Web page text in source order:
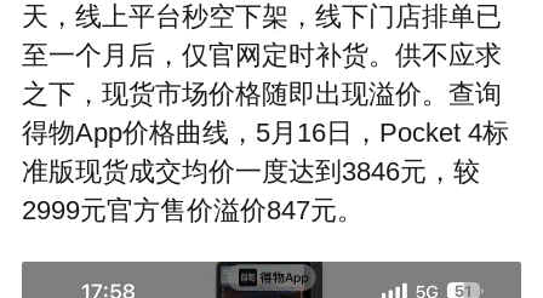
天，线上平台秒空下架，线下门店排单已
至一个月后，仅官网定时补货。供不应求
之下，现货市场价格随即出现溢价。查询
得物App价格曲线，5月16日，Pocket 4标
准版现货成交均价一度达到3846元，较
2999元官方售价溢价847元。